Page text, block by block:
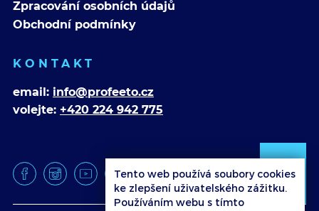
Zpracování osobních údajů
Obchodní podmínky
KONTAKT
email: info@profeeto.cz
volejte: +420 224 942 775
Tento web používá soubory cookies
ke zlepšení uživatelského zážitku.
Používáním webu s tímto